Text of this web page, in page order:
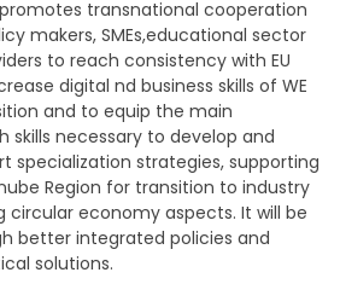
promotes transnational cooperation
makers, SMEs,educational sector
to reach consistency with EU
digital nd business skills of WE
and to equip the main
skills necessary to develop and
specialization strategies, supporting
Region for transition to industry
circular economy aspects. It will be
better integrated policies and
solutions.